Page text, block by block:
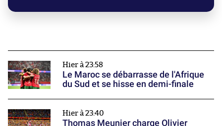
Hier à 23:58
Le Maroc se débarrasse de l'Afrique
du Sud et se hisse en demi-finale
Hier à 23:40
Thomas Meunier charge Olivier